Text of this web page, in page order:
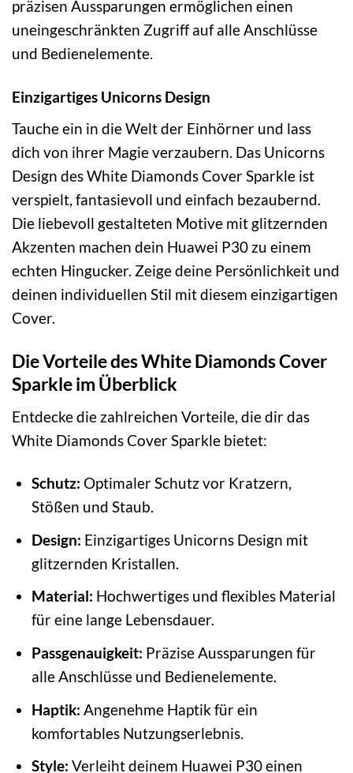
präzisen Aussparungen ermöglichen einen
uneingeschränkten Zugriff auf alle Anschlüsse
und Bedienelemente.
Einzigartiges Unicorns Design
Tauche ein in die Welt der Einhörner und lass
dich von ihrer Magie verzaubern. Das Unicorns
Design des White Diamonds Cover Sparkle ist
verspielt, fantasievoll und einfach bezaubernd.
Die liebevoll gestalteten Motive mit glitzernden
Akzenten machen dein Huawei P30 zu einem
echten Hingucker. Zeige deine Persönlichkeit und
deinen individuellen Stil mit diesem einzigartigen
Cover.
Die Vorteile des White Diamonds Cover
Sparkle im Überblick
Entdecke die zahlreichen Vorteile, die dir das
White Diamonds Cover Sparkle bietet:
Schutz: Optimaler Schutz vor Kratzern,
Stößen und Staub.
Design: Einzigartiges Unicorns Design mit
glitzernden Kristallen.
Material: Hochwertiges und flexibles Material
für eine lange Lebensdauer.
Passgenauigkeit: Präzise Aussparungen für
alle Anschlüsse und Bedienelemente.
Haptik: Angenehme Haptik für ein
komfortables Nutzungserlebnis.
Style: Verleiht deinem Huawei P30 einen